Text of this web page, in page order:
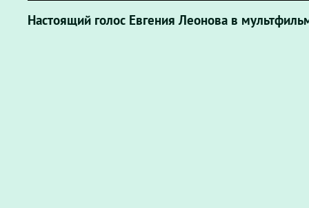
Настоящий голос Евгения Леонова в